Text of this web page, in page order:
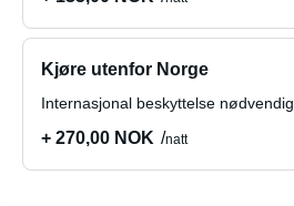
Kjøre utenfor Norge
Internasjonal beskyttelse nødvendig.
+ 270,00 NOK natt